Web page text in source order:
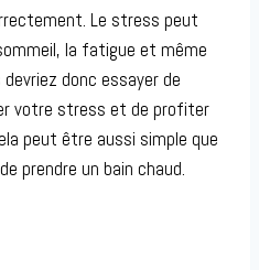
Le stress peut
la fatigue et même
donc essayer de
votre stress et de profiter
peut être aussi simple que
prendre un bain chaud.